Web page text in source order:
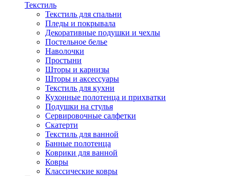
Текстиль
Текстиль для спальни
Пледы и покрывала
Декоративные подушки и чехлы
Постельное белье
Наволочки
Простыни
Шторы и карнизы
Шторы и аксессуары
Текстиль для кухни
Кухонные полотенца и прихватки
Подушки на стулья
Сервировочные салфетки
Скатерти
Текстиль для ванной
Банные полотенца
Коврики для ванной
Ковры
Классические ковры